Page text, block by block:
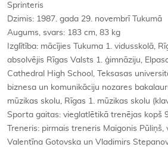
Sprinteris
Dzimis: 1987. gada 29. novembrī Tukumā
Augums, svars: 183 cm, 83 kg
Izglītība: mācījies Tukuma 1. vidusskolā,
absolvējis Rīgas Valsts 1. ģimnāziju,
Cathedral High School, Teksasas
biznesa un komunikāciju nozares
mūzikas skolu, Rīgas 1. mūzikas skolu
Sporta gaitas: vieglatlētikā trenējas kopš
Treneris: pirmais treneris Maigonis
Valentīna Gotovska un Vladimirs